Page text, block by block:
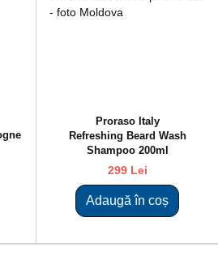
Proraso Italy
Refreshing Beard Wash
Shampoo 200ml
299 Lei
Adaugă în coș